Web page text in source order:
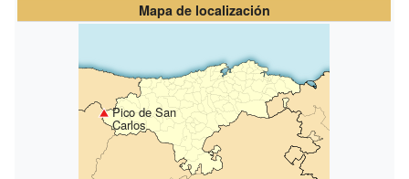
Mapa de localización
Pico de San
Carlos